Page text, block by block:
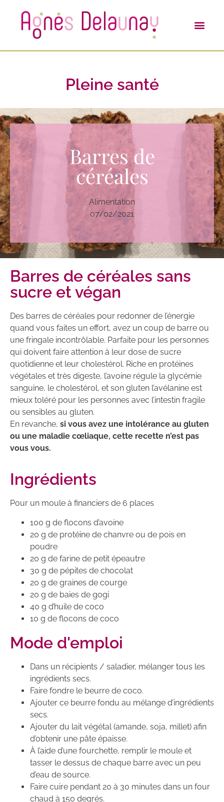
Pleine santé
Barres de
céréales
Alimentation
07/02/2021
Barres de céréales sans
sucre et végan
Des barres de céréales pour redonner de l’énergie
quand vous faites un effort, avez un coup de barre ou
une fringale incontrôlable. Parfaite pour les personnes
qui doivent faire attention à leur dose de sucre
quotidienne et leur cholestérol. Riche en protéines
végétales et très digeste, l’avoine régule la glycémie
sanguine, le cholestérol, et son gluten l’avélanine est
mieux toléré pour les personnes avec l’intestin fragile
ou sensibles au gluten.
En revanche, si vous avez une intolérance au gluten
ou une maladie cœliaque, cette recette n’est pas
vous vous.
Ingrédients
Pour un moule à financiers de 6 places
100 g de flocons d’avoine
20 g de protéine de chanvre ou de pois en
poudre
20 g de farine de petit épeautre
30 g de pépites de chocolat
20 g de graines de courge
20 g de baies de gogi
40 g d’huile de coco
10 g de flocons de coco
Mode d'emploi
Dans un récipients / saladier, mélanger tous les
ingrédients secs.
Faire fondre le beurre de coco.
Ajouter ce beurre fondu au mélange d’ingrédients
secs.
Ajouter du lait végétal (amande, soja, millet) afin
d’obtenir une pâte épaisse.
À l’aide d’une fourchette, remplir le moule et
tasser le dessus de chaque barre avec un peu
d’eau de source.
Faire cuire pendant 20 à 30 minutes dans un four
chaud à 150 degrés.